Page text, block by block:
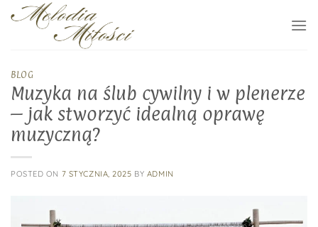
Skip
BLOG
Muzyka na ślub cywilny i w plenerze
– jak stworzyć idealną oprawę
muzyczną?
POSTED ON 7 STYCZNIA, 2025 BY ADMIN